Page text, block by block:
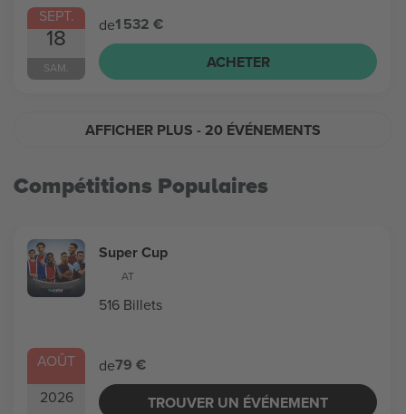
SEPT.
18
SAM.
de1 532 €
ACHETER
AFFICHER PLUS - 20 ÉVÉNEMENTS
Compétitions Populaires
AOÛT
2026
Super Cup
AT
516 Billets
de79 €
TROUVER UN ÉVÉNEMENT